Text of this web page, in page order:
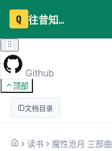
Q 往昔知识库
Github
顶部
文档目录
读书 魔性沧月 三部曲